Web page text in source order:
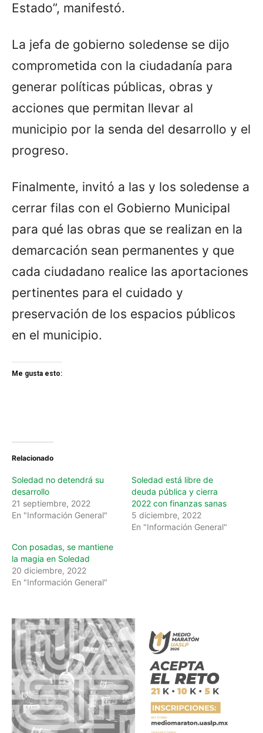
Estado”, manifestó.
La jefa de gobierno soledense se dijo
comprometida con la ciudadanía para
generar políticas públicas, obras y
acciones que permitan llevar al
municipio por la senda del desarrollo y el
progreso.
Finalmente, invitó a las y los soledense a
cerrar filas con el Gobierno Municipal
para qué las obras que se realizan en la
demarcación sean permanentes y que
cada ciudadano realice las aportaciones
pertinentes para el cuidado y
preservación de los espacios públicos
en el municipio.
Me gusta esto:
Relacionado
Soledad no detendrá su
desarrollo
21 septiembre, 2022
En "Información General"
Soledad está libre de
deuda pública y cierra
2022 con finanzas sanas
5 diciembre, 2022
En "Información General"
Con posadas, se mantiene
la magia en Soledad
20 diciembre, 2022
En "Información General"